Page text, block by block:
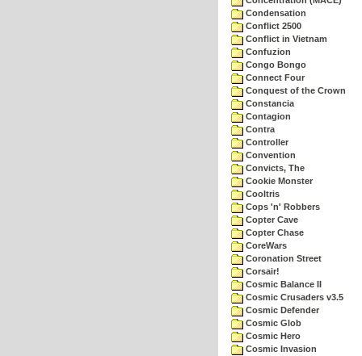
Condensation
Conflict 2500
Conflict in Vietnam
Confuzion
Congo Bongo
Connect Four
Conquest of the Crown
Constancia
Contagion
Contra
Controller
Convention
Convicts, The
Cookie Monster
Cooltris
Cops 'n' Robbers
Copter Cave
Copter Chase
CoreWars
Coronation Street
Corsair!
Cosmic Balance II
Cosmic Crusaders v3.5
Cosmic Defender
Cosmic Glob
Cosmic Hero
Cosmic Invasion